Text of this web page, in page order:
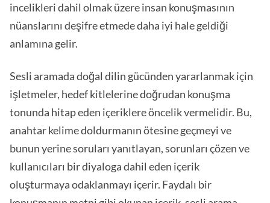
incelikleri dahil olmak üzere insan konuşmasının
nüanslarını deşifre etmede daha iyi hale geldiği
anlamına gelir.
Sesli aramada doğal dilin gücünden yararlanmak için
işletmeler, hedef kitlelerine doğrudan konuşma
tonunda hitap eden içeriklere öncelik vermelidir. Bu,
anahtar kelime doldurmanın ötesine geçmeyi ve
bunun yerine soruları yanıtlayan, sorunları çözen ve
kullanıcıları bir diyaloga dahil eden içerik
oluşturmaya odaklanmayı içerir. Faydalı bir